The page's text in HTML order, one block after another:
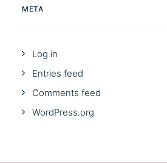
META
Log in
Entries feed
Comments feed
WordPress.org